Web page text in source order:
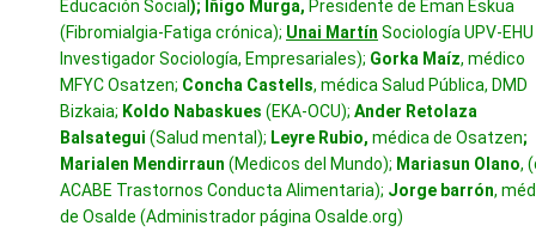
Educación Social ); Iñigo Murga, Presidente de Eman Eskua
(Fibromialgia-Fatiga crónica); Unai Martín Sociología UPV-EHU
Investigador Sociología, Empresariales); Gorka Maíz, médico
MFYC Osatzen; Concha Castells, médica Salud Pública, DMD
Bizkaia; Koldo Nabaskues (EKA-OCU); Ander Retolaza
Balsategui (Salud mental); Leyre Rubio, médica de Osatzen;
Marialen Mendirraun (Medicos del Mundo); Mariasun Olano,
ACABE Trastornos Conducta Alimentaria); Jorge barrón,
de Osalde (Administrador página Osalde.org)